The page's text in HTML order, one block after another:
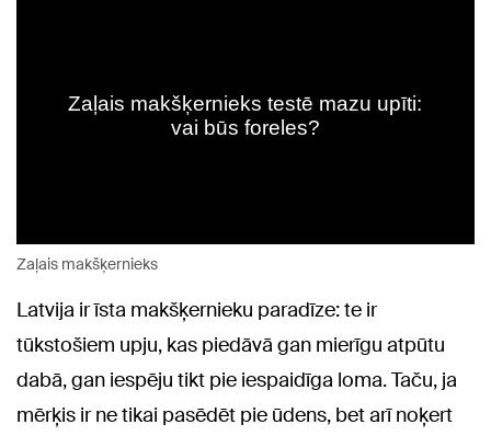
Zaļais makšķernieks
Latvija ir īsta makšķernieku paradīze: te ir
tūkstošiem upju, kas piedāvā gan mierīgu atpūtu
dabā, gan iespēju tikt pie iespaidīga loma. Taču, ja
mērķis ir ne tikai pasēdēt pie ūdens, bet arī noķert